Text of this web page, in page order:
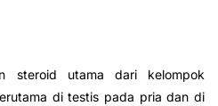
steroid utama dari kelompok
di testis pada pria dan di